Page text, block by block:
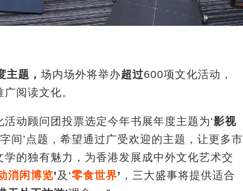
主题， 场内场外将举办超过600项文化活动，
阅读文化。
动顾问团投票选定今年书展年度主题为‘影视
间’点题，希望通过广受欢迎的主题，让更多市
的独有魅力，为香港发展成中外文化艺术交
消闲博览’及‘零食世界’ ，三大盛事将提供适合